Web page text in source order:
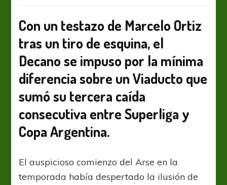
Atlético
Tucumán
un
desorientado
Arsenal
Con un testazo de Marcelo Ortiz
tras un tiro de esquina, el
Decano se impuso por la mínima
diferencia sobre un Viaducto que
sumó su tercera caída
consecutiva entre Superliga y
Copa Argentina.
El auspicioso comienzo del Arse en la
temporada había despertado la ilusión de